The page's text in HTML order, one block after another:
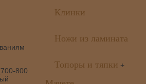
800
Клинки
Ножи из ламината
Топоры и тяпки +